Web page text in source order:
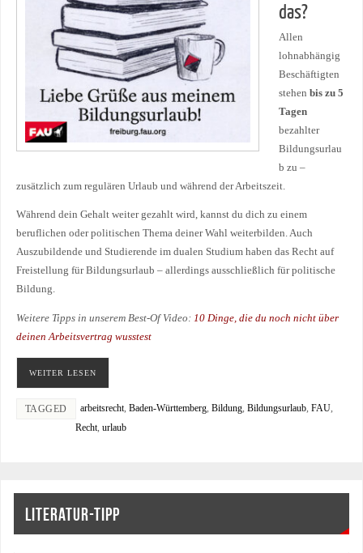
das?
Allen
lohnabhängig
Beschäftigten
stehen bis zu 5
Tagen
bezahlter
Bildungsurlau
b zu –
zusätzlich zum regulären Urlaub und während der Arbeitszeit.
Während dein Gehalt weiter gezahlt wird, kannst du dich zu einem
beruflichen oder politischen Thema deiner Wahl weiterbilden. Auch
Auszubildende und Studierende im dualen Studium haben das Recht auf
Freistellung für Bildungsurlaub – allerdings ausschließlich für politische
Bildung.
Weitere Tipps in unserem Best-Of Video: 10 Dinge, die du noch nicht über
deinen Arbeitsvertrag wusstest
WEITER LESEN
TAGGED arbeitsrecht, Baden-Württemberg, Bildung, Bildungsurlaub, FAU,
Recht, urlaub
LITERATUR-TIPP